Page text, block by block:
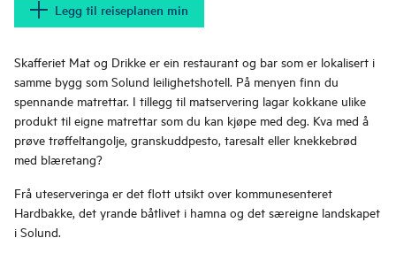
Legg til reiseplanen min
Skafferiet Mat og Drikke er ein restaurant og bar som er lokalisert i
samme bygg som Solund leilighetshotell. På menyen finn du
spennande matrettar. I tillegg til matservering lagar kokkane ulike
produkt til eigne matrettar som du kan kjøpe med deg. Kva med å
prøve trøffeltangolje, granskuddpesto, taresalt eller knekkebrød
med blæretang?
Frå uteserveringa er det flott utsikt over kommunesenteret
Hardbakke, det yrande båtlivet i hamna og det særeigne landskapet
i Solund.